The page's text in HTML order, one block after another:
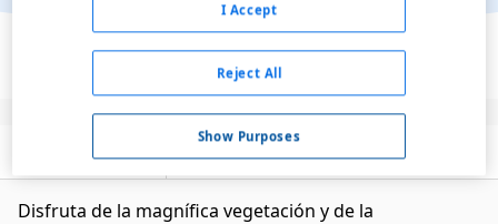
Ver en el mapa
Descripción Servicios
Disfruta de la magnífica vegetación y de la
Show Purposes
Reject All
I Accept